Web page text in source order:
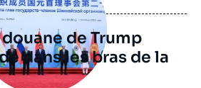
de Trump
dans les bras de la